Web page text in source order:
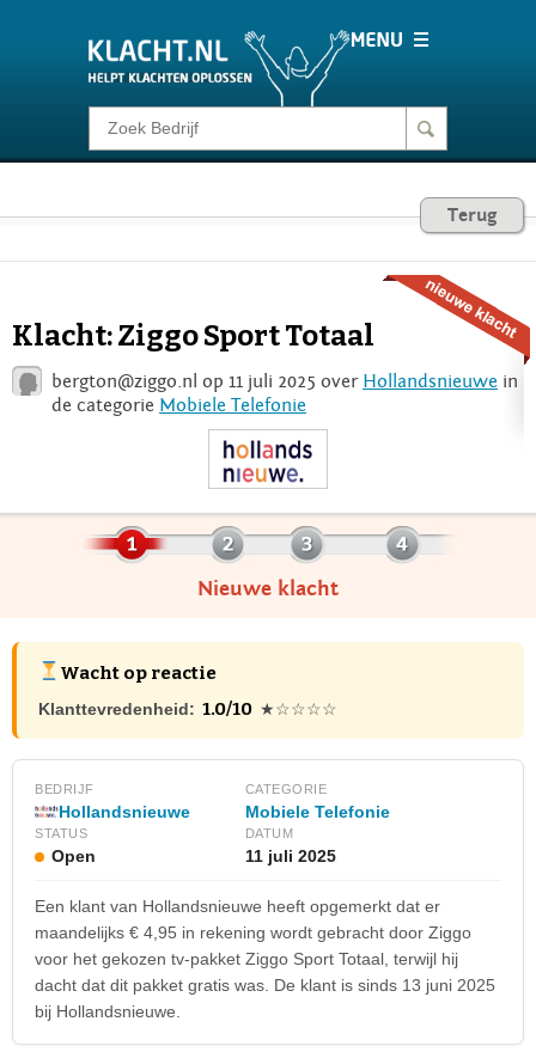
Klacht melden
Consumentenrecht Terug
Klacht: Ziggo Sport Totaal
bergton@ziggo.nl op 11 juli 2025 over Hollandsnieuwe in
de categorie Mobiele Telefonie
Nieuwe klacht
Wacht op reactie
Klanttevredenheid: 1.0/10 ★☆☆☆☆
BEDRIJF
Hollandsnieuwe
CATEGORIE
Mobiele Telefonie
STATUS
Open
DATUM
11 juli 2025
Een klant van Hollandsnieuwe heeft opgemerkt dat er
maandelijks € 4,95 in rekening wordt gebracht door Ziggo
voor het gekozen tv-pakket Ziggo Sport Totaal, terwijl hij
dacht dat dit pakket gratis was. De klant is sinds 13 juni 2025
bij Hollandsnieuwe.